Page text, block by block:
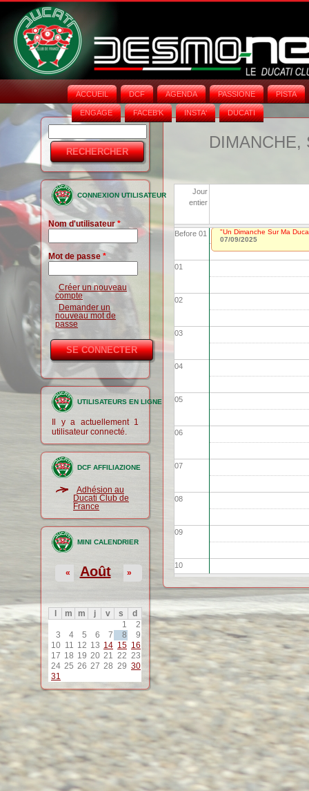
ACCUEIL DCF AGENDA PASSIONE PISTA
ENGAGE FACEB'K INSTA‘ DUCATI
Formulaire
de
recherche
CONNEXION UTILISATEUR
Nom d'utilisateur*
Mot de passe *
Créer un nouveau
compte
Demander un
nouveau mot de
passe
UTILISATEURS EN LIGNE
Il y a actuellement 1
utilisateur connecté.
DCF AFFILIAZIONE
Adhésion au
Ducati Club de
France
MINI CALENDRIER
Août
« »
m m j v s
d
1
2
3
4 5 6 7 8
9
10 11 12 13 14 15 16
17 18 19 20 21 22 23
24 25 26 27 28 29 30
31
DIMANCHE,
Jour
entier
Before 01
01
02
03
04
05
06
07
08
09
10
11
12
13
15
"Un Dimanche Sur Ma
07/09/2025